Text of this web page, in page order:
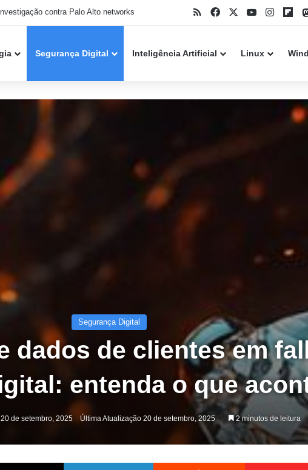
Snowflake se declara culpado nos EUA RSSFacebookYouTube
Segurança Digital Inteligência Artificial Linux
Segurança Digital
dados de clientes em
entenda o que
20 de setembro, 2025 Última Atualização 20 de setembro, 2025 2 minutos de leitura
X Linkedin Reddit